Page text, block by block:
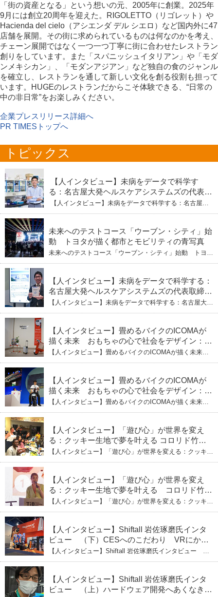
「街の資産となる」という想いの元、2005年に創業。2025年
9月には創立20周年を迎えた。RIGOLETTO（リゴレット）や
Hacienda del cielo（アシエンダ デル シエロ）など国内外に47
店舗を展開。その街に求められているものは何なのかを考え、
チェーン展開ではなく一つ一つ丁寧に街に合わせたレストラン
創りをしています。また「スパニッシュイタリアン」や「モダ
ンメキシカン」、「モダンアジアン」など独自の食のジャンル
を確立し、レストランを通して新しい文化を創る役割も担って
います。HUGEのレストランだからこそ体験できる、“日常の
中の非日常”をお楽しみください。
企業プレスリリース詳細へ
PR TIMESトップへ
トピックス
【人インタビュー】未病をデータで科学す
る：名古屋大発ヘルスケアシステムズの代表取
締役社長・瀧本陽介 【下】「人生80年の暇つ
ぶし」を着実に：理系ニートが挑むヘルスケア
【人インタビュー】未病をデータで科学する：名古屋大
発ヘルスケアシステムズの代表取締役社長・瀧本陽介
挑むヘルスケア標準化と海外戦略
未来へのテストコース「ウーブン・シティ」始
動 トヨタが描く都市とモビリティの青写真
未来へのテストコース「ウーブン・シティ」始動 トヨタ
が描く都市とモビリティの青写真
【人インタビュー】未病をデータで科学する：
名古屋大発ヘルスケアシステムズの代表取締役
社長・瀧本陽介 郵送検査で挑む健康の未来
【人インタビュー】未病をデータで科学する：名古屋大発
ヘルスケアシステムズの代表取締役社長・瀧本陽介 郵送
【人インタビュー】畳めるバイクのICOMAが
描く未来 おもちゃの心で社会をデザイン：株
式会社ICOMAの代表取締役・生駒崇光
（下）おもちゃで社会を変える、「トイボック
【人インタビュー】畳めるバイクのICOMAが描く未来
おもちゃの心で社会をデザイン：株式会社ICOMAの代表
イボックス」というデザインメソッド
【人インタビュー】畳めるバイクのICOMAが
描く未来 おもちゃの心で社会をデザイン：株
式会社ICOMAの代表取締役・生駒崇光
（上）「変形」に魅せられたデザイナーの軌
【人インタビュー】畳めるバイクのICOMAが描く未来
おもちゃの心で社会をデザイン：株式会社ICOMAの代表
ーの軌跡
【人インタビュー】「遊び心」が世界を変え
る：クッキー生地で夢を叶える コロリド竹内
ひとみ（下） 起業は「影響力」のため。愛と
笑いの子育て哲学
【人インタビュー】「遊び心」が世界を変える：クッキー
生地で夢を叶える コロリド竹内ひとみ（下） 起業は「影
【人インタビュー】「遊び心」が世界を変え
る：クッキー生地で夢を叶える コロリド竹内
ひとみ（上） クッキー生地に込めた「誰でも
できる」という哲学
【人インタビュー】「遊び心」が世界を変える：クッキー
生地で夢を叶える コロリド竹内ひとみ（上） クッキー
【人インタビュー】Shiftall 岩佐琢磨氏インタ
ビュー （下）CESへのこだわり VRにかけ
る未来
【人インタビュー】Shiftall 岩佐琢磨氏インタビュー
（下）CESへのこだわり VRにかける未来
【人インタビュー】Shiftall 岩佐琢磨氏インタ
ビュー （上）ハードウェア開発へあくなき挑